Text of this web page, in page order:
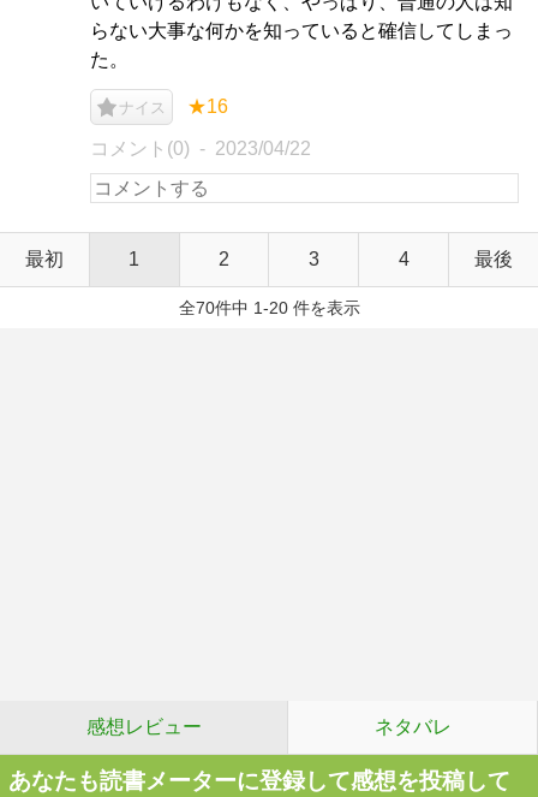
らない大事な何かを知っていると確信してしまっ
た。
ナイス ★16
コメント(0) 2023/04/22
最初 1 2 3 4 最後
全70件中 1-20 件を表示
感想レビュー ネタバレ
あなたも読書メーターに登録して感想を投稿して